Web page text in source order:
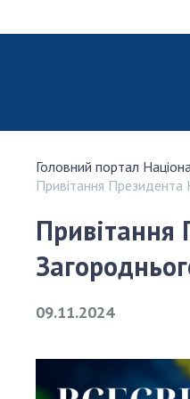
Головний портал
Привітання Президента
Привітання
09.11.2024